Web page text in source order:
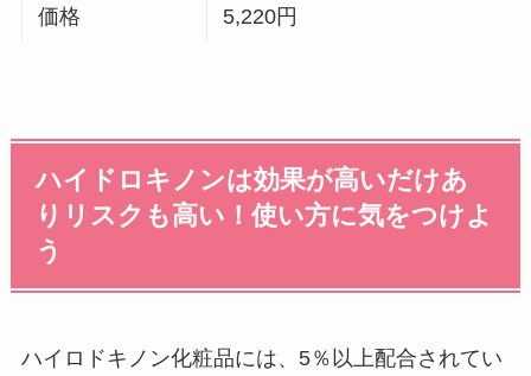
価格 5,220円
ハイドロキノンは効果が高いだけあ
りリスクも高い！使い方に気をつけよ
う
ハイロドキノン化粧品には、5％以上配合されてい